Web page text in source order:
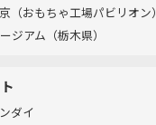
（おもちゃ工場パビリオン）​
ジアム（栃木県）
ダイ